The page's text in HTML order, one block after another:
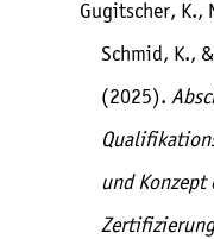
Gugitscher, K.,
Schmid, K.,
(2025).
und Konzept